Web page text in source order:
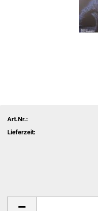
Art.Nr.:
Lieferzeit: